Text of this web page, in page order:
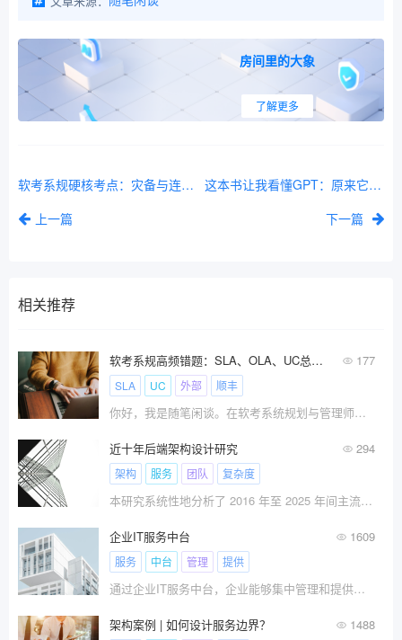
房间里的大象
了解更多
软考系规硬核考点：灾备与连续性管理，教你搞懂RTO和RPO这两个生死指标
上一篇
这本书让我看懂GPT：原来它也有搞不定的事！
下一篇
相关推荐
软考系规高频错题：SLA、OLA、UC总是分不清？用“顺丰送快递”一次理顺 177
SLA UC 外部 顺丰
你好，我是随笔闲谈。在软考系统规划与管理师（系规）的刷题过程中，有三个缩写词像连体婴儿一样，经常在选择题和案例题里扎堆出现，那就是： SLA、 OLA 和 UC。
近十年后端架构设计研究 294
架构 服务 团队 复杂度
本研究系统性地分析了 2016 年至 2025 年间主流后端架构范式的演进轨迹。
企业IT服务中台 1609
服务 中台 管理 提供
通过企业IT服务中台，企业能够集中管理和提供全面的IT服务，提高服务质量和效率，加强员工I体验，提升企业内部的IT运维和用户支持能力。同时，它也可以帮助企业实现标准化、自助服务和持续改进的目标，为企业的数字化转型和业务发展提供支持。
架构案例 | 如何设计服务边界？ 1488